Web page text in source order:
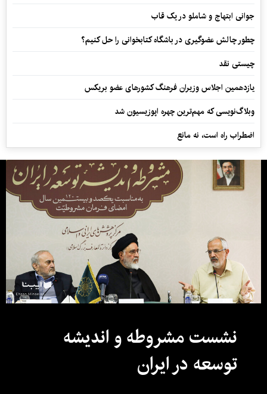
جوانی ابتهاج و شاملو در یک قاب
چطور چالش عضوگیری در باشگاه کتابخوانی را حل کنیم؟
چیستی نقد
یازدهمین اجلاس وزیران فرهنگ کشورهای عضو بریکس
وبلاگ‌نویسی که مهم‌ترین چهره اپوزیسیون شد
اضطراب راه است، نه مانع
نشست مشروطه و اندیشه
توسعه در ایران